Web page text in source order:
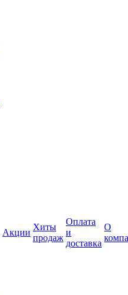
Акции
Хиты
продаж
Оплата
и
доставка
О